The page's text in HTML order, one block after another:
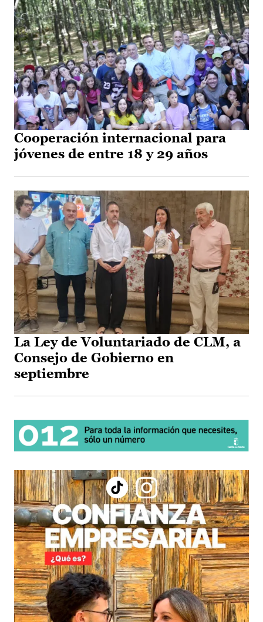
Cooperación internacional para
jóvenes de entre 18 y 29 años
La Ley de Voluntariado de CLM, a
Consejo de Gobierno en
septiembre